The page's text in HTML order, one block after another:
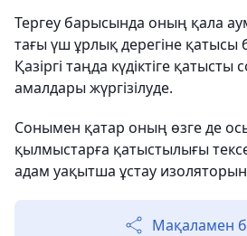
Тергеу барысында оның қала
тағы үш ұрлық дерегіне қатысы
Қазіргі таңда күдіктіге қатысты
амалдары жүргізілуде.
Сонымен қатар оның өзге де
қылмыстарға қатыстылығы
адам уақытша ұстау
Мақаламен